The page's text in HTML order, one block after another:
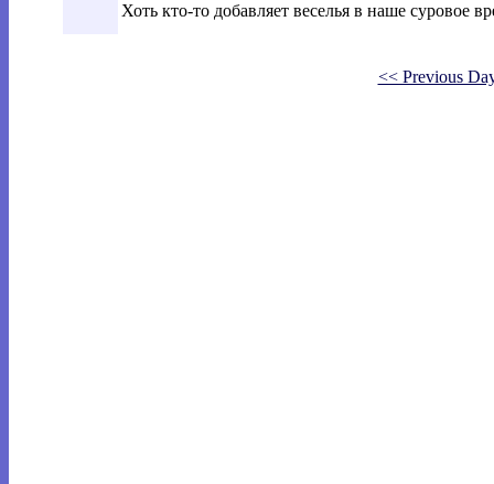
Хоть кто-то добавляет веселья в наше суровое
<< Previous